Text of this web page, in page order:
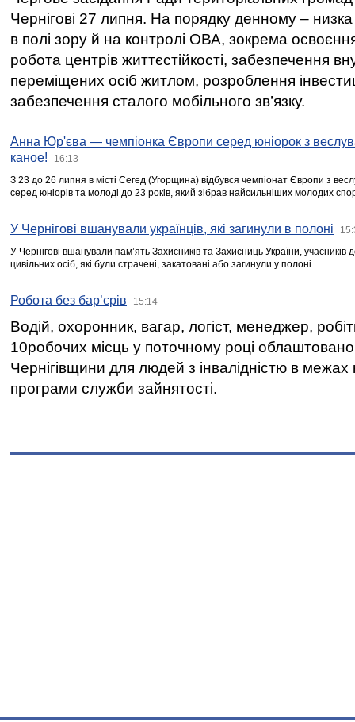
Чернігові 27 липня. На порядку денному –
в полі зору й на контролі ОВА, зокрема освоєння
робота центрів життєстійкості, забезпечення
переміщених осіб житлом, розроблення
забезпечення сталого мобільного зв’язку.
Анна Юр'єва — чемпіонка Європи серед юніорок з
каное!
16:13
З 23 до 26 липня в місті Сегед (Угорщина) відбувся чемпіонат Європи з
серед юніорів та молоді до 23 років, який зібрав найсильніших молодих
У Чернігові вшанували українців, які загинули в полоні
У Чернігові вшанували пам’ять Захисників та Захисниць України,
цивільних осіб, які були страчені, закатовані або загинули у полоні.
Робота без бар’єрів 15:14
Водій, охоронник, вагар, логіст, менеджер,
10робочих місць у поточному році
Чернігівщини для людей з інвалідністю в межах
програми служби зайнятості.